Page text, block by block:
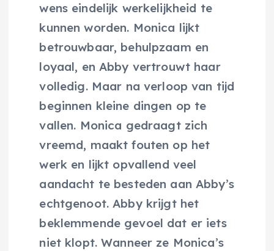
wens eindelijk werkelijkheid te
kunnen worden. Monica lijkt
betrouwbaar, behulpzaam en
loyaal, en Abby vertrouwt haar
volledig. Maar na verloop van tijd
beginnen kleine dingen op te
vallen. Monica gedraagt zich
vreemd, maakt fouten op het
werk en lijkt opvallend veel
aandacht te besteden aan Abby’s
echtgenoot. Abby krijgt het
beklemmende gevoel dat er iets
niet klopt. Wanneer ze Monica’s